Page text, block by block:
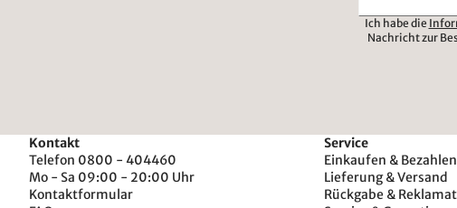
Ich habe die
Nachricht zur
Kontakt
Telefon 0800 - 404460
Mo - Sa 09:00 - 20:00 Uhr
Kontaktformular
Service
Einkaufen & Bezahlen
Lieferung & Versand
Rückgabe &